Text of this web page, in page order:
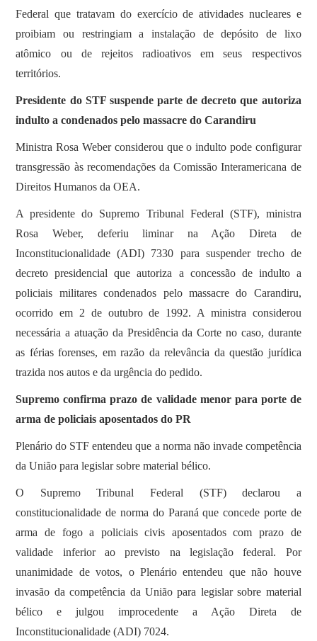
Federal que tratavam do exercício de atividades nucleares e
proibiam ou restringiam a instalação de depósito de lixo
atômico ou de rejeitos radioativos em seus respectivos
territórios.
Presidente do STF suspende parte de decreto que autoriza
indulto a condenados pelo massacre do Carandiru
Ministra Rosa Weber considerou que o indulto pode configurar
transgressão às recomendações da Comissão Interamericana de
Direitos Humanos da OEA.
A presidente do Supremo Tribunal Federal (STF), ministra
Rosa Weber, deferiu liminar na Ação Direta de
Inconstitucionalidade (ADI) 7330 para suspender trecho de
decreto presidencial que autoriza a concessão de indulto a
policiais militares condenados pelo massacre do Carandiru,
ocorrido em 2 de outubro de 1992. A ministra considerou
necessária a atuação da Presidência da Corte no caso, durante
as férias forenses, em razão da relevância da questão jurídica
trazida nos autos e da urgência do pedido.
Supremo confirma prazo de validade menor para porte de
arma de policiais aposentados do PR
Plenário do STF entendeu que a norma não invade competência
da União para legislar sobre material bélico.
O Supremo Tribunal Federal (STF) declarou a
constitucionalidade de norma do Paraná que concede porte de
arma de fogo a policiais civis aposentados com prazo de
validade inferior ao previsto na legislação federal. Por
unanimidade de votos, o Plenário entendeu que não houve
invasão da competência da União para legislar sobre material
bélico e julgou improcedente a Ação Direta de
Inconstitucionalidade (ADI) 7024.